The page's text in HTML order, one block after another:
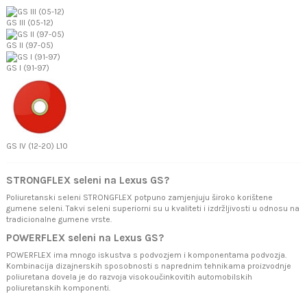
GS III (05-12)
GS II (97-05)
GS I (91-97)
GS IV (12-20) L10
STRONGFLEX seleni na Lexus GS?
Poliuretanski seleni STRONGFLEX potpuno zamjenjuju široko korištene
gumene seleni. Takvi seleni superiorni su u kvaliteti i izdržljivosti u odnosu na
tradicionalne gumene vrste.
POWERFLEX seleni na Lexus GS?
POWERFLEX ima mnogo iskustva s podvozjem i komponentama podvozja.
Kombinacija dizajnerskih sposobnosti s naprednim tehnikama proizvodnje
poliuretana dovela je do razvoja visokoučinkovitih automobilskih
poliuretanskih komponenti.